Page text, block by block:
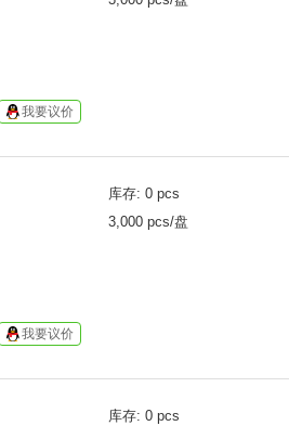
我要议价
我要议价
库存: 0 pcs
3,000 pcs/盘
库存: 0 pcs